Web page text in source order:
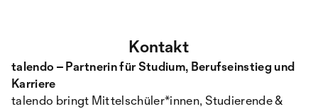
Kontakt
talendo – Partnerin für Studium, Berufseinstieg und
Karriere
talendo bringt Mittelschüler*innen, Studierende &